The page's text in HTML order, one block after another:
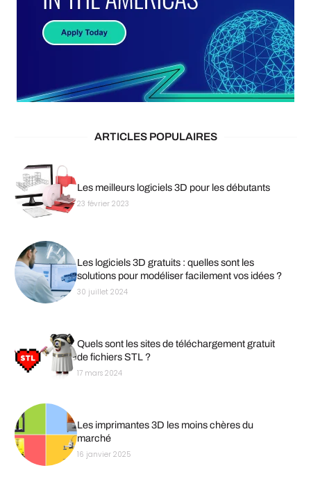
ARTICLES POPULAIRES
Les meilleurs logiciels 3D pour les débutants
23 février 2023
Les logiciels 3D gratuits : quelles sont les
solutions pour modéliser facilement vos idées ?
30 juillet 2024
Quels sont les sites de téléchargement gratuit
de fichiers STL ?
17 mars 2024
Les imprimantes 3D les moins chères du
marché
16 janvier 2025